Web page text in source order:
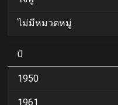
ไม่มีหมวดหมู่
ปี
1950
1961